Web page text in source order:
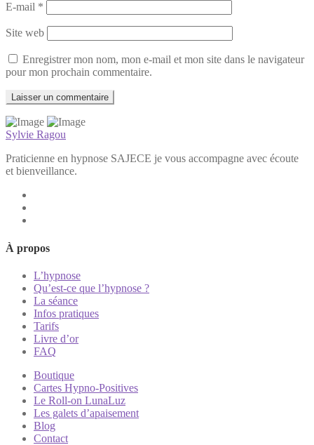
E-mail *
Site web
Enregistrer mon nom, mon e-mail et mon site dans le navigateur
pour mon prochain commentaire.
Sylvie Ragou
Praticienne en hypnose SAJECE je vous accompagne avec écoute
et bienveillance.
À propos
L’hypnose
Qu’est-ce que l’hypnose ?
La séance
Infos pratiques
Tarifs
Livre d’or
FAQ
Boutique
Cartes Hypno-Positives
Le Roll-on LunaLuz
Les galets d’apaisement
Blog
Contact